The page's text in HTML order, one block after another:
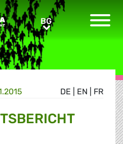
BGBG
DE EN FR